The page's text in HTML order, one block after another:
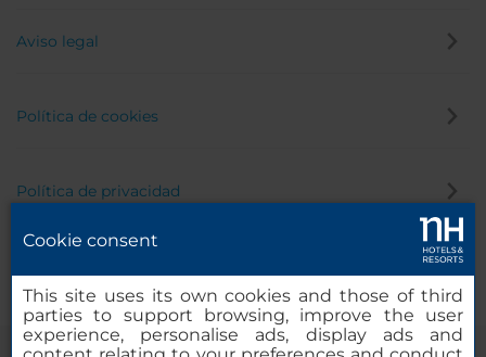
Aviso legal
Política de cookies
Política de privacidad
Cookie consent
This site uses its own cookies and those of third
parties to support browsing, improve the user
experience, personalise ads, display ads and